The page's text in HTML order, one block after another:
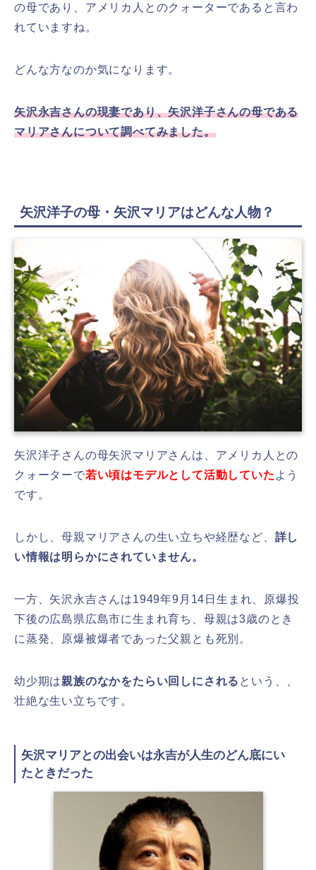
の母であり、アメリカ人とのクォーターであると言わ
れていますね。
どんな方なのか気になります。
矢沢永吉さんの現妻であり、矢沢洋子さんの母である
マリアさんについて調べてみました。
矢沢洋子の母・矢沢マリアはどんな人物？
矢沢洋子さんの母矢沢マリアさんは、アメリカ人との
クォーターで若い頃はモデルとして活動していた よう
です。
しかし、母親マリアさんの生い立ちや経歴など、 詳し
い情報は明らかにされていません。
一方、矢沢永吉さんは1949年9月14日生まれ、原爆投
下後の広島県広島市に生まれ育ち、母親は3歳のとき
に蒸発、原爆被爆者であった父親とも死別。
幼少期は親族のなかをたらい回しにされる という、、
壮絶な生い立ちです。
矢沢マリアとの出会いは永吉が人生のどん底にい
たときだった